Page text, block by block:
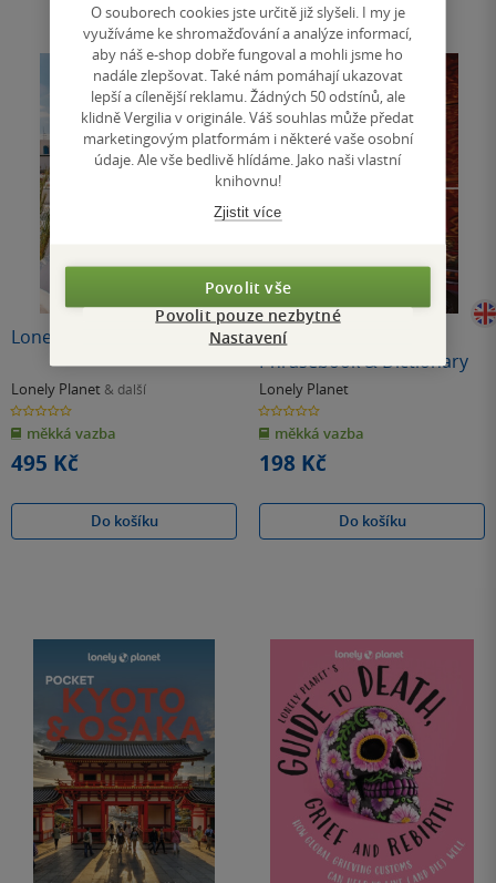
Lonely Planet Tunisia
Lonely Planet & další
0.0
z
5
hvězdiček
měkká vazba
495 Kč
Do košíku
Lonely Planet Nepali
Phrasebook & Dictionary
Lonely Planet
0.0
z
5
hvězdiček
měkká vazba
198 Kč
Do košíku
O souborech cookies jste určitě již slyšeli. I my je
využíváme ke shromažďování a analýze informací,
aby náš e-shop dobře fungoval a mohli jsme ho
nadále zlepšovat. Také nám pomáhají ukazovat
lepší a cílenější reklamu. Žádných 50 odstínů, ale
klidně Vergilia v originále. Váš souhlas může předat
marketingovým platformám i některé vaše osobní
údaje. Ale vše bedlivě hlídáme. Jako naši vlastní
knihovnu!
Zjistit více
Povolit vše
Povolit pouze nezbytné
Nastavení